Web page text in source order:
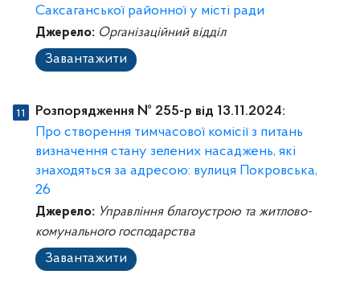
Саксаганської районної у місті ради
Джерело: Організаційний відділ
Завантажити
Розпорядження № 255-p від 13.11.2024:
Про створення тимчасової комісії з питань
визначення стану зелених насаджень, які
знаходяться за адресою: вулиця Покровська,
26
Джерело: Управління благоустрою та житлово-
комунального господарства
Завантажити